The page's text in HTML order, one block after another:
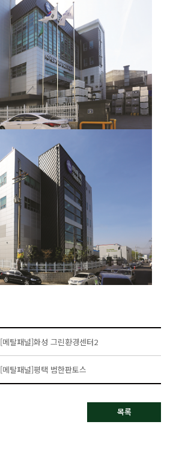
[메탈패널]화성 그린환경센터2
[메탈패널]평택 범한판토스
목록